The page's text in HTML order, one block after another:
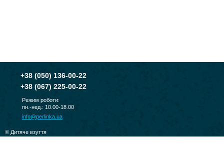
+38 (050) 136-00-22
+38 (067) 225-00-22
Режим роботи:
пн.-нед.: 10.00-18.00
info@perlinka.ua
© Дитяче взуття